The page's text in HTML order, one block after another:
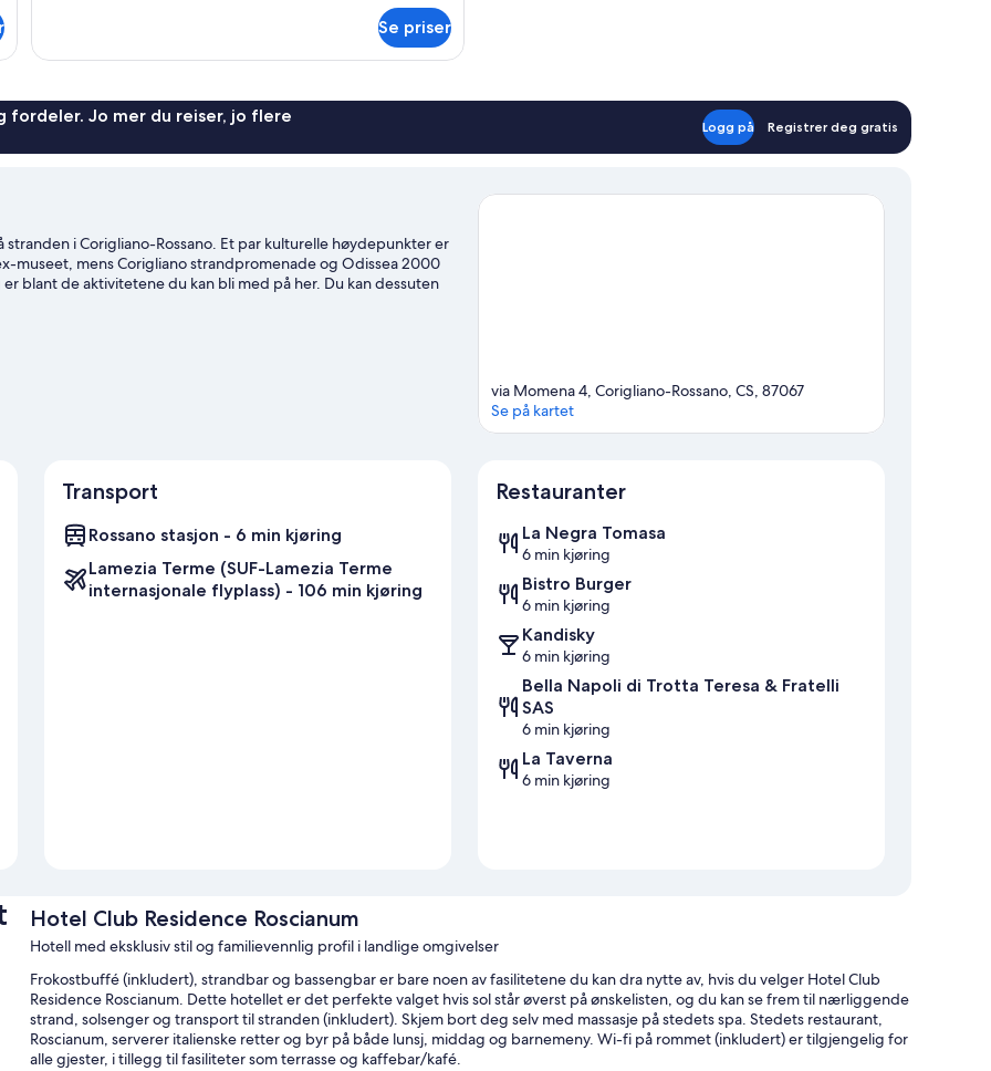
Se priser
fordeler. Jo mer du reiser, jo flere
Logg på Registrer deg gratis
i Corigliano-Rossano. Et par kulturelle høydepunkter er
museet, mens Corigliano strandpromenade og Odissea 2000
blant de aktivitetene du kan bli med på her. Du kan dessuten
sykkel.
via Momena 4, Corigliano-Rossano, CS, 87067
Se på kartet
Transport
Rossano stasjon - 6 min kjøring
Lamezia Terme (SUF-Lamezia Terme
internasjonale flyplass) - 106 min kjøring
Restauranter
La Negra Tomasa
6 min kjøring
Bistro Burger
6 min kjøring
Kandisky
6 min kjøring
Bella Napoli di Trotta Teresa & Fratelli
SAS
6 min kjøring
La Taverna
6 min kjøring
Hotel Club Residence Roscianum
Hotell med eksklusiv stil og familievennlig profil i landlige omgivelser
Frokostbuffé (inkludert), strandbar og bassengbar er bare noen av fasilitetene du kan dra nytte av, hvis du velger Hotel Club
Residence Roscianum. Dette hotellet er det perfekte valget hvis sol står øverst på ønskelisten, og du kan se frem til nærliggende
strand, solsenger og transport til stranden (inkludert). Skjem bort deg selv med massasje på stedets spa. Stedets restaurant,
Roscianum, serverer italienske retter og byr på både lunsj, middag og barnemeny. Wi-fi på rommet (inkludert) er tilgjengelig for
alle gjester, i tillegg til fasiliteter som terrasse og kaffebar/kafé.